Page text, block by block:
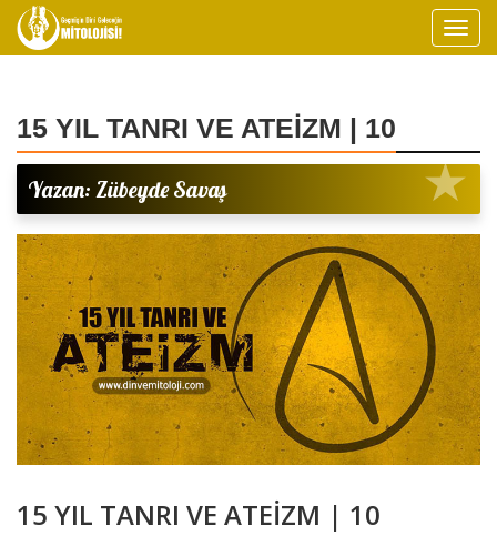
15 YIL TANRI VE ATEİZM | 10
Yazan: Zübeyde Savaş
15 YIL TANRI VE ATEİZM | 10